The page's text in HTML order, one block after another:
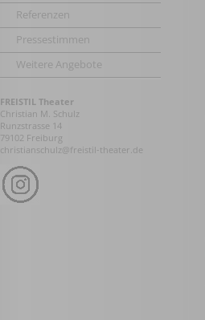
Referenzen
Pressestimmen
Weitere Angebote
FREISTIL Theater
Christian M. Schulz
Runzstrasse 14
79102 Freiburg
christianschulz@freistil-theater.de